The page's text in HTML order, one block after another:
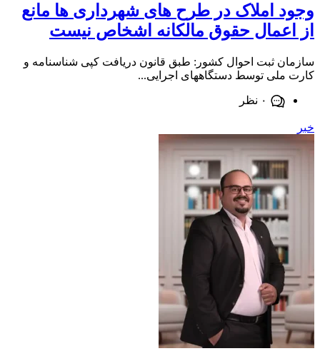
املاک در طرح‌ های شهرداری‌ ها مانع
حقوق مالکانه اشخاص نیست
ثبت احوال کشور: طبق قانون دریافت کپی شناسنامه و
توسط دستگاههای اجرایی...
۰ نظر